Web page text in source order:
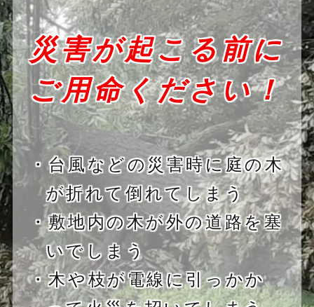
災害が起こる前に
ご用命ください！
・台風などの災害時に庭の木
が折れて倒れてしまう
・敷地内の木が外の道路を塞
いでしまう
・木や枝が電線に引っかか